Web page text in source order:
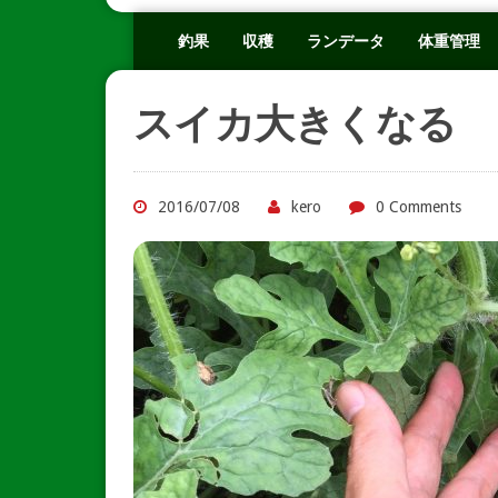
釣果 収穫 ランデータ 体重管理
スイカ大きくなる
2016/07/08 kero 0 Comments